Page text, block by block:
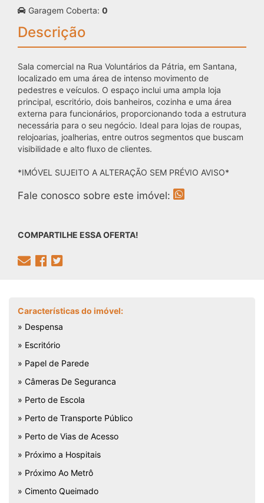
Garagem Coberta: 0
Descrição
Sala comercial na Rua Voluntários da Pátria, em Santana,
localizado em uma área de intenso movimento de
pedestres e veículos. O espaço inclui uma ampla loja
principal, escritório, dois banheiros, cozinha e uma área
externa para funcionários, proporcionando toda a estrutura
necessária para o seu negócio. Ideal para lojas de roupas,
relojoarias, joalherias, entre outros segmentos que buscam
visibilidade e alto fluxo de clientes.
*IMÓVEL SUJEITO A ALTERAÇÃO SEM PRÉVIO AVISO*
Fale conosco sobre este imóvel:
COMPARTILHE ESSA OFERTA!
Características do imóvel:
» Despensa
» Escritório
» Papel de Parede
» Câmeras De Seguranca
» Perto de Escola
» Perto de Transporte Público
» Perto de Vias de Acesso
» Próximo a Hospitais
» Próximo Ao Metrô
» Cimento Queimado